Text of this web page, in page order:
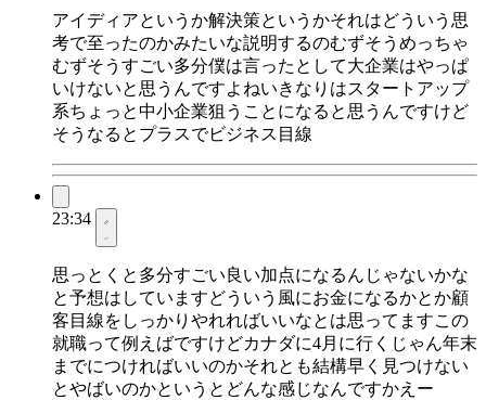
アイディアというか解決策というかそれはどういう思
考で至ったのかみたいな説明するのむずそうめっちゃ
むずそうすごい多分僕は言ったとして大企業はやっぱ
いけないと思うんですよねいきなりはスタートアップ
系ちょっと中小企業狙うことになると思うんですけど
そうなるとプラスでビジネス目線
23:34
思っとくと多分すごい良い加点になるんじゃないかな
と予想はしていますどういう風にお金になるかとか顧
客目線をしっかりやれればいいなとは思ってますこの
就職って例えばですけどカナダに4月に行くじゃん年末
までにつければいいのかそれとも結構早く見つけない
とやばいのかというとどんな感じなんですかえー